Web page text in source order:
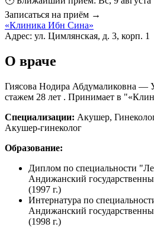
Записаться на приём →
«Клиника Ибн Сина»
Адрес: ул. Цимлянская, д. 3, корп. 1
О враче
Гиясова Нодира Абдумаликовна —
стажем 28 лет . Принимает в
Специализации: Акушер,
Акушер-гинеколог
Образование:
Диплом по специальности
Андижанский
(1997 г.)
Интернатура по
Андижанский
(1998 г.)